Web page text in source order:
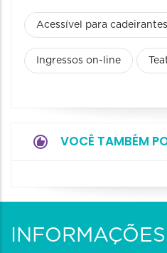
Acessível para cadeirantes
Ingressos on-line
VOCÊ TAMBÉM